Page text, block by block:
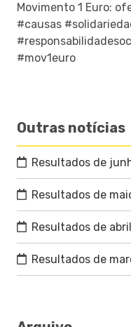
Movimento 1 Euro:
#causas
#mov1euro
Outras notícias
Resultados de
Resultados de
Resultados de
Resultados de